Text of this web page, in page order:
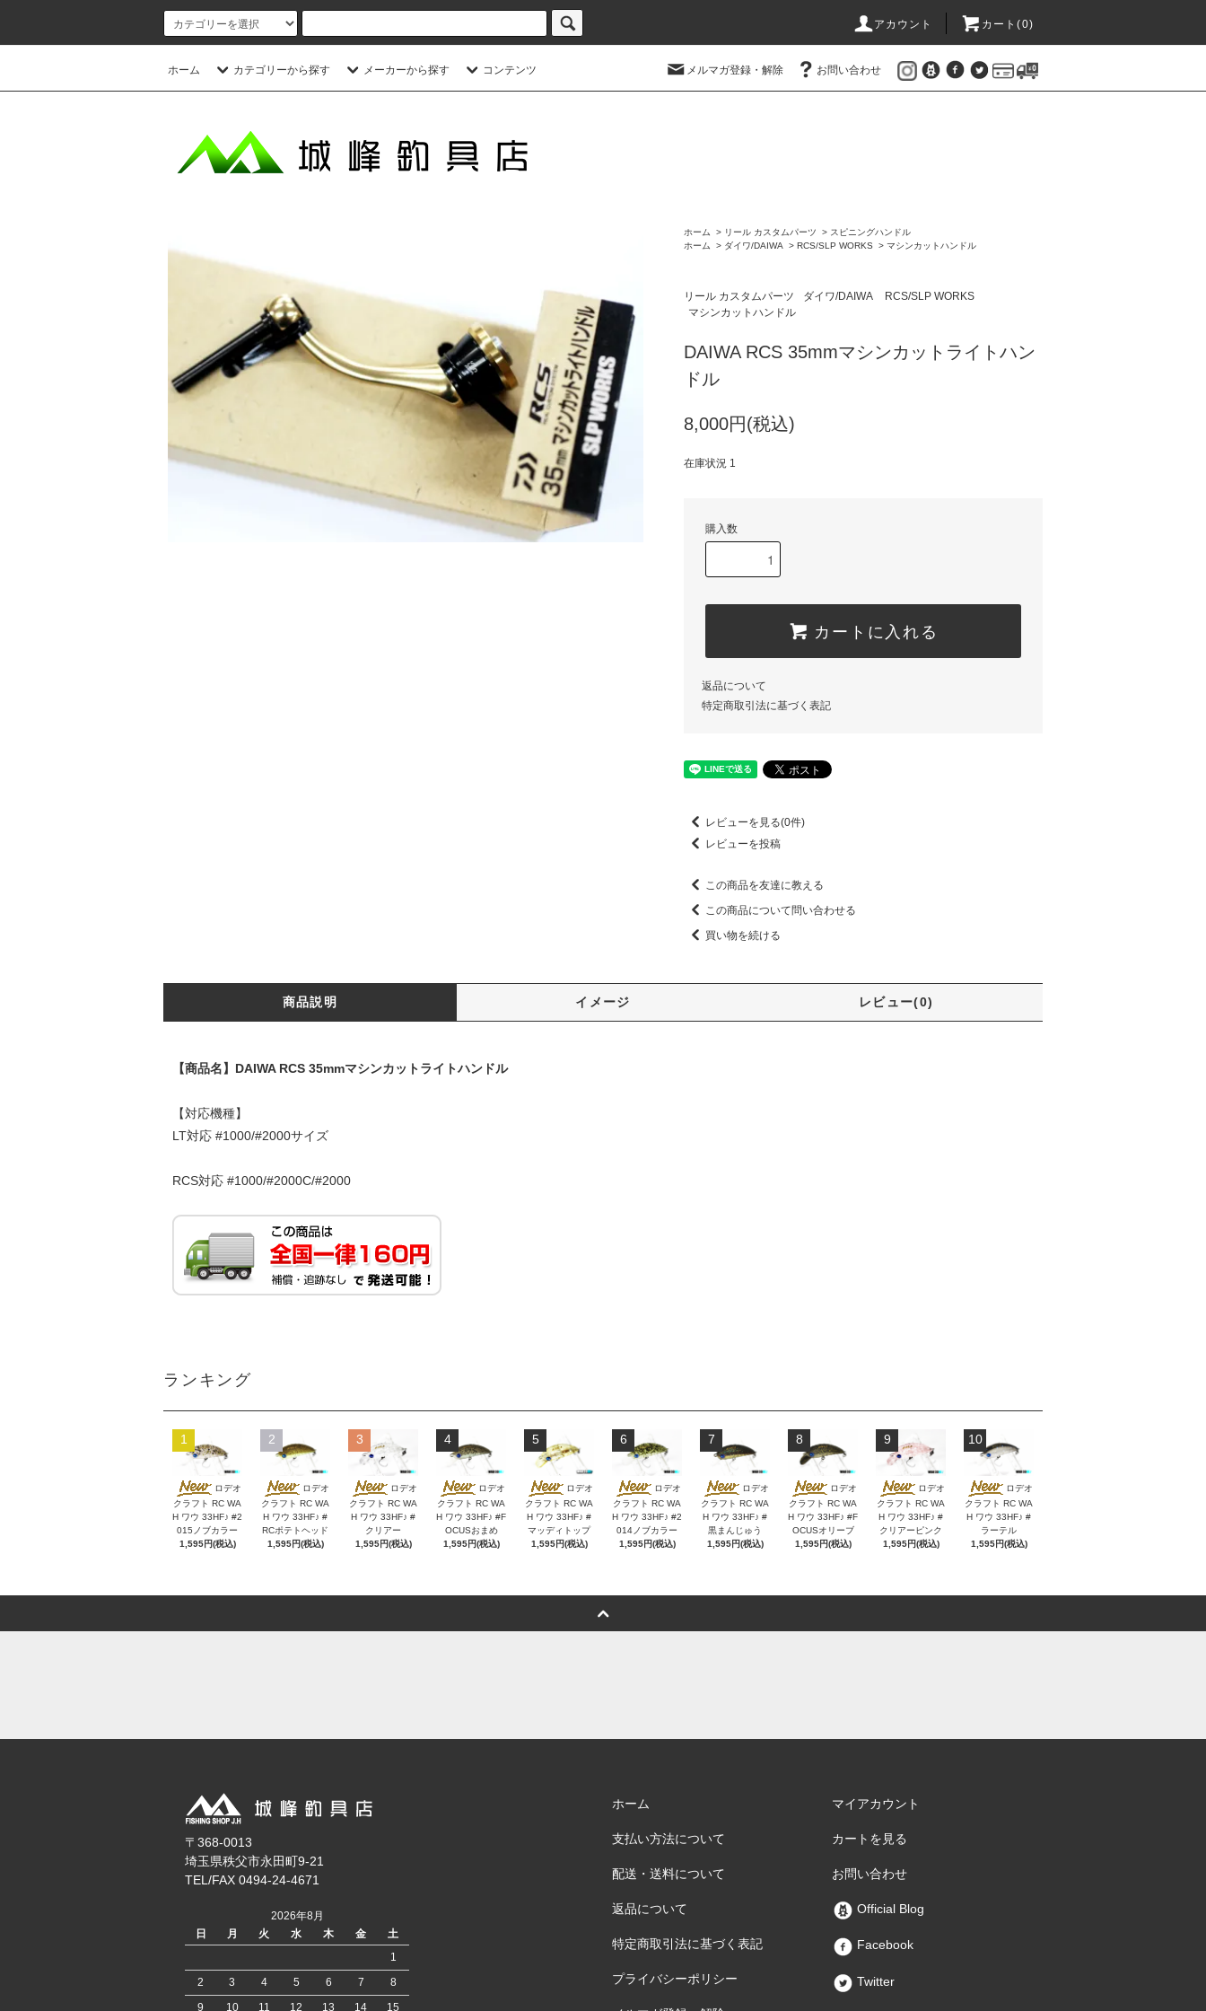
アカウント カート(0)
ホーム カテゴリーから探す メーカーから探す コンテンツ メルマガ登録・解除 お問い合わせ
ホーム > リール カスタムパーツ > スピニングハンドル
ホーム
> ダイワ/DAIWA > RCS/SLP WORKS > マシンカットハンドル
リール カスタムパーツ ダイワ/DAIWA
RCS/SLP WORKS
マシンカットハンドル
DAIWA RCS 35mmマシンカットライトハン
ドル
8,000円(税込)
在庫状況 1
購入数
カートに入れる
返品について
特定商取引法に基づく表記
レビューを見る(0件)
レビューを投稿
この商品を友達に教える
この商品について問い合わせる
買い物を続ける
商品説明 イメージ レビュー(0)
【商品名】DAIWA RCS 35mmマシンカットライトハンドル
【対応機種】
LT対応 #1000/#2000サイズ
RCS対応 #1000/#2000C/#2000
ランキング
1
ロデオ
クラフト RC WA
H ワウ 33HF♪ #2
015ノブカラー
1,595円(税込)
2
ロデオ
クラフト RC WA
H ワウ 33HF♪ #
RCポテトヘッド
1,595円(税込)
3
ロデオ
クラフト RC WA
H ワウ 33HF♪ #
クリアー
1,595円(税込)
4
ロデオ
クラフト RC WA
H ワウ 33HF♪ #F
OCUSおまめ
1,595円(税込)
5
ロデオ
クラフト RC WA
H ワウ 33HF♪ #
マッディトップ
1,595円(税込)
6
ロデオ
クラフト RC WA
H ワウ 33HF♪ #2
014ノブカラー
1,595円(税込)
7
ロデオ
クラフト RC WA
H ワウ 33HF♪ #
黒まんじゅう
1,595円(税込)
8
ロデオ
クラフト RC WA
H ワウ 33HF♪ #F
OCUSオリーブ
1,595円(税込)
9
ロデオ
クラフト RC WA
H ワウ 33HF♪ #
クリアーピンク
1,595円(税込)
10
ロデオ
クラフト RC WA
H ワウ 33HF♪ #
ラーテル
1,595円(税込)
〒368-0013
埼玉県秩父市永田町9-21
TEL/FAX 0494-24-4671
2026年8月
日
月 火 水 木 金
土
1
2
3 4 5 6 7
8
9
10 11 12 13 14 15
ホーム
支払い方法について
配送・送料について
返品について
特定商取引法に基づく表記
プライバシーポリシー
マイアカウント
カートを見る
お問い合わせ
Official Blog
Facebook
Twitter